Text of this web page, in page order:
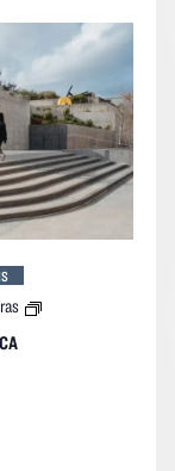
Paseo